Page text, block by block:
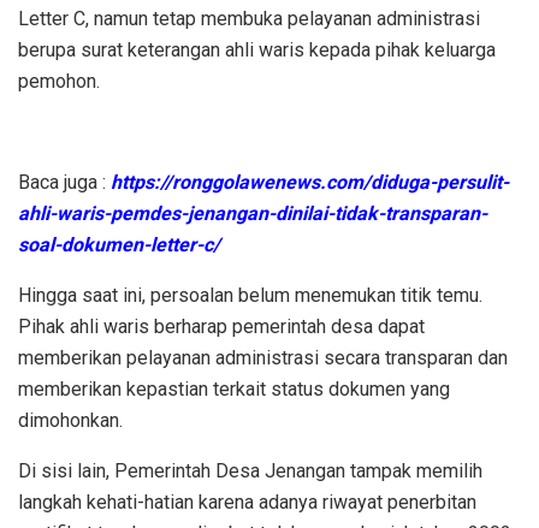
Letter C, namun tetap membuka pelayanan administrasi
berupa surat keterangan ahli waris kepada pihak keluarga
pemohon.
Baca juga : https://ronggolawenews.com/diduga-persulit-
ahli-waris-pemdes-jenangan-dinilai-tidak-transparan-
soal-dokumen-letter-c/
Hingga saat ini, persoalan belum menemukan titik temu.
Pihak ahli waris berharap pemerintah desa dapat
memberikan pelayanan administrasi secara transparan dan
memberikan kepastian terkait status dokumen yang
dimohonkan.
Di sisi lain, Pemerintah Desa Jenangan tampak memilih
langkah kehati-hatian karena adanya riwayat penerbitan